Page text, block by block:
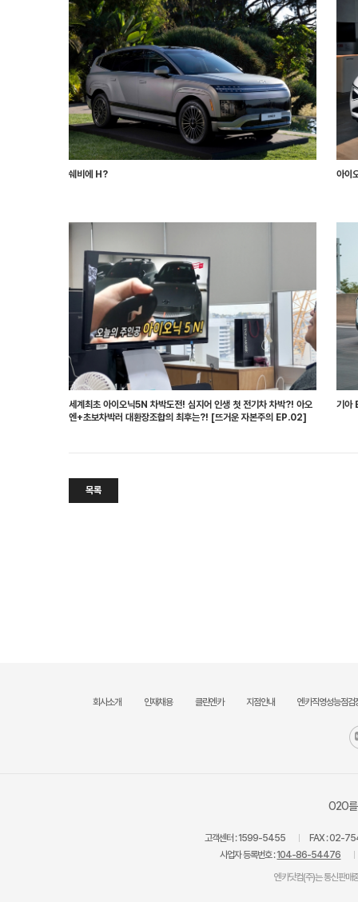
쉐비에 H? 아이
세계최초 아이오닉5N 차박도전! 심지어 인생 첫 전기차 차박?! 아오
엔+초보차박러 대환장조합의 최후는?! [뜨거운 자본주의 EP.02]
기아
목록
회사소개 인재채용 클린엔카 지점안내 엔카직영성능점검
O2O를
고객센터 :1599-5455 FAX :02-
사업자 등록번호 :104-86-54476
엔카닷컴(주)는 통신판매